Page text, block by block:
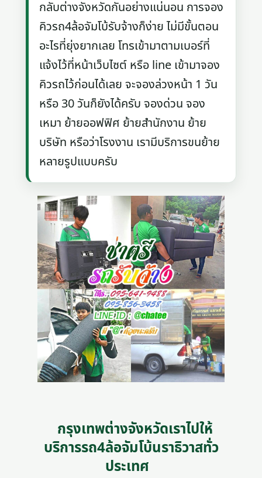
กลับต่างจังหวัดกันอย่างแน่นอน การจอง
คิวรถ4ล้อจัมโบ้รับจ้างก็ง่าย ไม่มีขั้นตอน
อะไรที่ยุ่งยากเลย โทรเข้ามาตามเบอร์ที่
แจ้งไว้ที่หน้าเว็บไซต์ หรือ line เข้ามาจอง
คิวรถไว้ก่อนได้เลย จะจองล่วงหน้า 1 วัน
หรือ 30 วันก็ยังได้ครับ จองด่วน จอง
เหมา ย้ายออฟฟิศ ย้ายสำนักงาน ย้าย
บริษัท หรือว่าโรงงาน เรามีบริการขนย้าย
หลายรูปแบบครับ
กรุงเทพต่างจังหวัดเราไปให้
บริการรถ4ล้อจัมโบ้นราธิวาสทั่ว
ประเทศ